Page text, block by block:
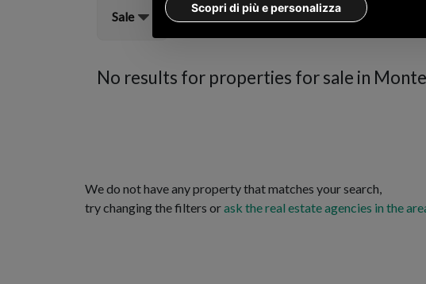
Sale
No results for properties for sale in
We do not have any property that matches your search,
try changing the filters orask the real estate agencies in the
Scopri di più e personalizza